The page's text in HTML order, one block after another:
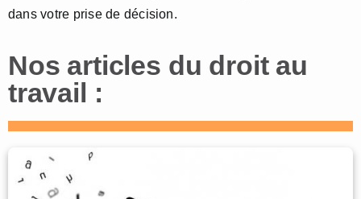
dans votre prise de décision.
Nos articles du droit au
travail :